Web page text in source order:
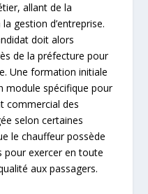
allant de la
gestion d’entreprise.
doit alors
de la préfecture pour
Une formation initiale
module spécifique pour
commercial des
selon certaines
le chauffeur possède
pour exercer en toute
aux passagers.